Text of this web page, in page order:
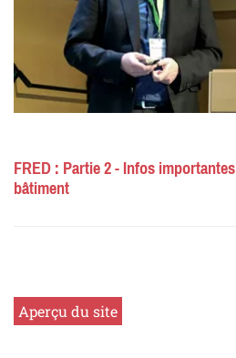
FRED : Partie 2 - Infos
bâtiment
Aperçu du site